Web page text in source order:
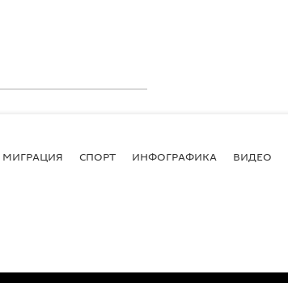
МИГРАЦИЯ СПОРТ ИНФОГРАФИКА ВИДЕО